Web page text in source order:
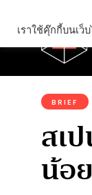
คุณกำลังอ่า
BRIEF
สเ
น้อ
เราใช้คุ๊กกี้บนเว็